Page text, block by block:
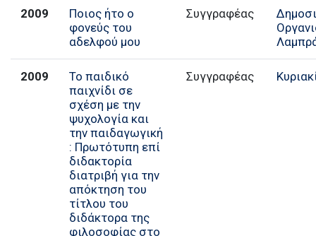
2009
Ποιoς ήτο ο
φονεύς του
αδελφού μου
Συγγραφέας
2009
Το παιδικό
παιχνίδι σε
σχέση με την
ψυχολογία και
την παιδαγωγική
: Πρωτότυπη επί
διδακτορία
διατριβή για την
απόκτηση του
τίτλου του
διδάκτορα της
φιλοσοφίας στο
Συγγραφέας